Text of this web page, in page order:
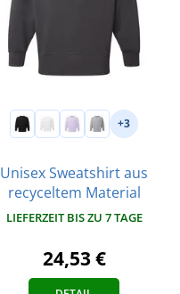
+3
Unisex Sweatshirt aus
recyceltem Material
LIEFERZEIT BIS ZU 7 TAGE
24,53 €